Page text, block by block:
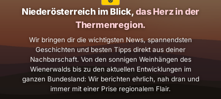
Niederösterreich im Blick,das Herz in der
Thermenregion.
Wir bringen dir die wichtigsten News, spannendsten
Geschichten und besten Tipps direkt aus deiner
Nachbarschaft. Von den sonnigen Weinhängen des
Wienerwalds bis zu den aktuellen Entwicklungen im
ganzen Bundesland: Wir berichten ehrlich, nah dran und
immer mit einer Prise regionalem Flair.